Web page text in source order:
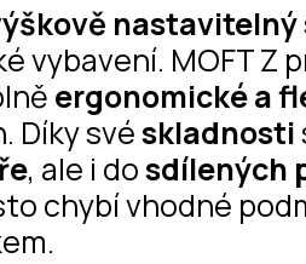
nastavitelný
vybavení. MOFT Z
ergonomické a
Díky svéskladnosti
, ale i dosdílených
chybí vhodné